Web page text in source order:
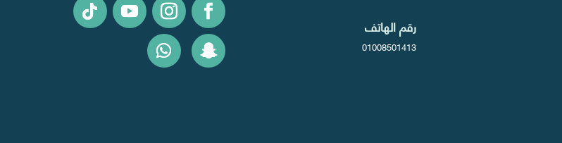
رقم الهاتف
01008501413